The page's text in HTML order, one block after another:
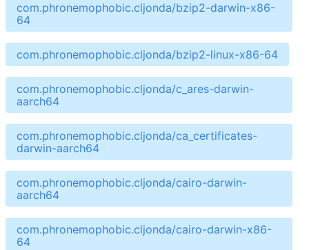
com.phronemophobic.cljonda/bzip2-darwin-x86-
64
com.phronemophobic.cljonda/bzip2-linux-x86-64
com.phronemophobic.cljonda/c_ares-darwin-
aarch64
com.phronemophobic.cljonda/ca_certificates-
darwin-aarch64
com.phronemophobic.cljonda/cairo-darwin-
aarch64
com.phronemophobic.cljonda/cairo-darwin-x86-
64